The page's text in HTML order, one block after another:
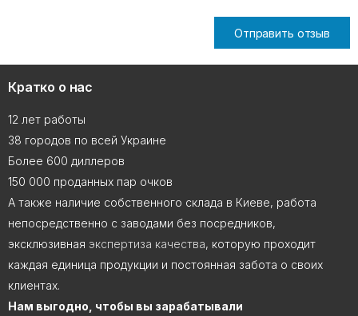
Отправить отзыв
Кратко о нас
12 лет работы
38 городов по всей Украине
Более 600 диллеров
150 000 проданных пар очков
А также наличие собственного склада в Киеве, работа
непосредственно с заводами без посредников,
эксклюзивная экспертиза качества, которую проходит
каждая единица продукции и постоянная забота о своих
клиентах.
Нам выгодно, чтобы вы зарабатывали